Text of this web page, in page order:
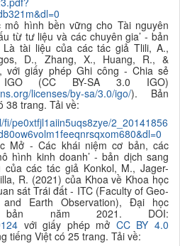
hình bền vững cho Tài nguyên
từ tư liệu và các chuyên gia’ - bản
Là tài liệu của các tác giảTlili, A.,
D., Zhang, X., Huang, R., &
với giấy phép Ghi công - Chia sẻ
(CC BY-SA 3.0 IGO)
licenses/by-sa/3.0/igo/). Bản
38 trang. Tải về:
pe0xtfjl1aiin5uqs8zye/2_20141856
Mở - Các khái niệm cơ bản, các
hình kinh doanh’ - bản dịch sang
của các tác giả Konkol, M., Jager-
R. (2021) của Khoa về Khoa học
sát Trái đất - ITC (Faculty of Geo-
and Earth Observation), Đại học
bản năm 2021. DOI:
với giấy phép mở CC BY 4.0
tiếng Việt có 25 trang. Tải về: